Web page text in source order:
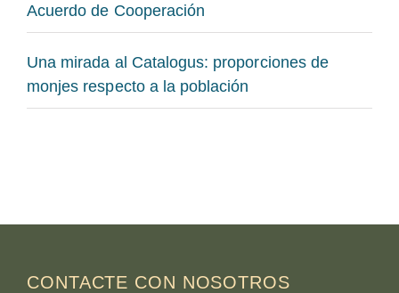
Acuerdo de Cooperación
Una mirada al Catalogus: proporciones de
monjes respecto a la población
CONTACTE CON NOSOTROS